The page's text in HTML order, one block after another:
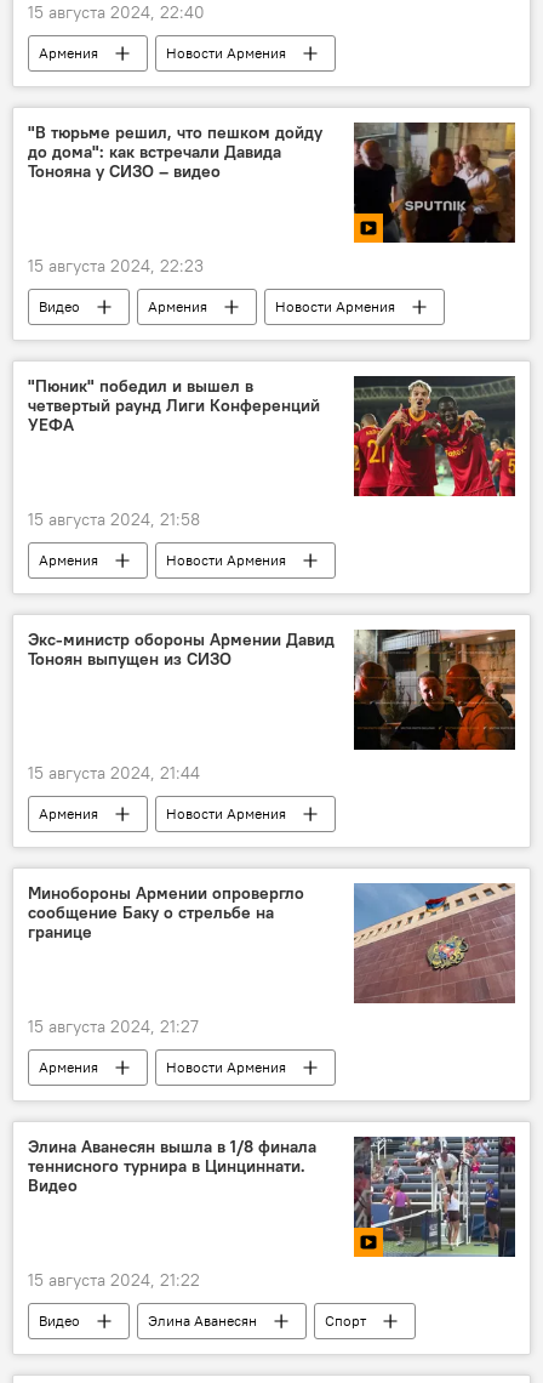
15 августа 2024, 22:40
Армения
Новости Армения
Россия
РФ
история
Политика
МИД учебники
"В тюрьме решил, что пешком дойду
до дома": как встречали Давида
Тонояна у СИЗО – видео
15 августа 2024, 22:23
Видео Армения
Новости Армения
Политика
Общество
"Пюник" победил и вышел в
четвертый раунд Лиги Конференций
УЕФА
15 августа 2024, 21:58
Армения
Новости Армения
Общество
Спорт
ФК "Пюник"
Лига конференций
УЕФА
Экс-министр обороны Армении Давид
Тоноян выпущен из СИЗО
15 августа 2024, 21:44
Армения
Новости Армения
Политика
Общество
Давид Тоноян
СИЗО
Минобороны Армении опровергло
сообщение Баку о стрельбе на
границе
15 августа 2024, 21:27
Армения
Новости Армения
Ситуация на армяно-азербайджанской границе: что происходит?
Политика
Общество
Минобороны
Баку
сообщение
стрельба
Элина Аванесян вышла в 1/8 финала
теннисного турнира в Цинциннати.
Видео
15 августа 2024, 21:22
Видео Элина Аванесян
Спорт
Общество
турнир Армения